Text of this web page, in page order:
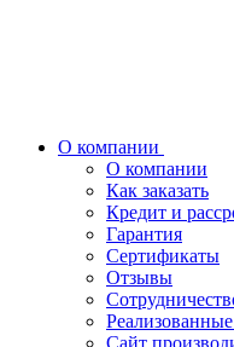
О компании
О компании
Как заказать
Кредит и
Гарантия
Сертификаты
Отзывы
Сайт